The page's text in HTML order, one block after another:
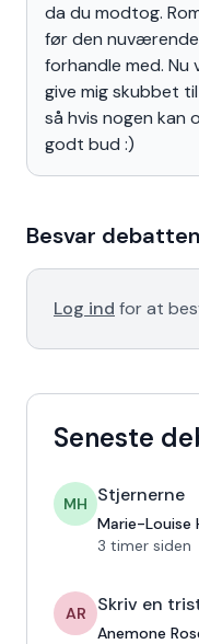
da du modtog.
før den
forhandle med.
give mig skubbet
så hvis nogen kan
godt bud :)
Besvar debatten
Log ind for at
Seneste
MH Stjernerne
Marie-Louise
3 timer siden
AR Skriv en
Anemone